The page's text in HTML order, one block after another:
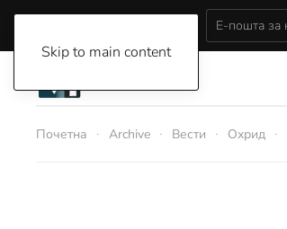
Skip to main content
Почетна Archive Вести Охрид